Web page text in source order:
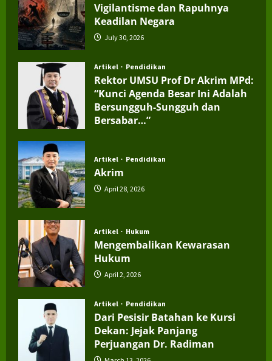
Vigilantisme dan Rapuhnya
Keadilan Negara
July 30, 2026
Artikel Pendidikan
Rektor UMSU Prof Dr Akrim MPd:
“Kunci Agenda Besar Ini Adalah
Bersungguh-Sungguh dan
Bersabar…”
Artikel Pendidikan
Akrim
April 28, 2026
Artikel Hukum
Mengembalikan Kewarasan
Hukum
April 2, 2026
Artikel Pendidikan
Dari Pesisir Batahan ke Kursi
Dekan: Jejak Panjang
Perjuangan Dr. Radiman